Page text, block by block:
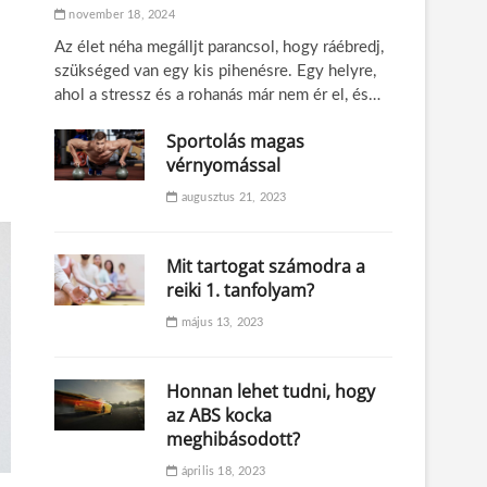
november 18, 2024
Az élet néha megálljt parancsol, hogy ráébredj,
szükséged van egy kis pihenésre. Egy helyre,
ahol a stressz és a rohanás már nem ér el, és…
Sportolás magas
vérnyomással
augusztus 21, 2023
Mit tartogat számodra a
reiki 1. tanfolyam?
május 13, 2023
Honnan lehet tudni, hogy
az ABS kocka
meghibásodott?
április 18, 2023